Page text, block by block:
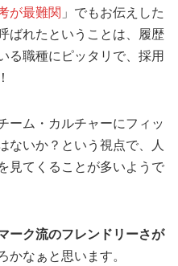
が最難関 」でもお伝えした
ばれたということは、履歴
る職種にピッタリで、採用
ーム・カルチャーにフィッ
ないか？という視点で、人
見てくることが多いようで
ーク流のフレンドリーさが
かなぁと思います。